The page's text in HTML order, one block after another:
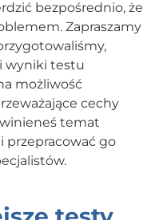
bezpośrednio, że
Zapraszamy
wyniki testu
możliwość
cechy
temat
przepracować go